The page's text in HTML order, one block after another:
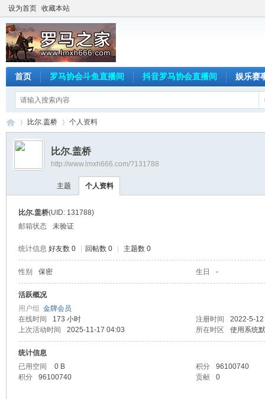
设为首页 收藏本站
首页 罗马协会斗鱼直播间 抖音罗马协会直播间 娱乐赛
›
比尔.盖桥 个人资料
比尔.盖桥
http://www.lmxh666.com/?131788
主题 个人资料
比尔.盖桥(UID: 131788)
邮箱状态
未验证
统计信息 好友数 0 回帖数 0 主题数 0
性别 保密 生日 -
活跃概况
用户组 金牌会员
在线时间
173 小时 注册时间
2022-5-
上次活动时间
2025-11-17 04:03 所在时区 使用系统
统计信息
已用空间
0 B 积分
96100740
积分
96100740 贡献 0